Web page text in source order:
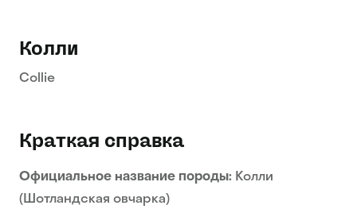
Колли
Collie
Краткая справка
Официальное название породы: Колли
(Шотландская овчарка)